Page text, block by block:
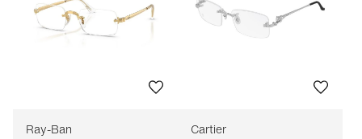
Ray-Ban Cartier